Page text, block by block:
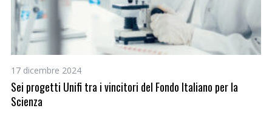
17 dicembre 2024
Sei progetti Unifi tra i vincitori del Fondo Italiano per la
Scienza